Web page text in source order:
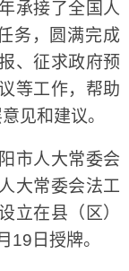
承接了全国人
务，圆满完成
、征求政府预
等工作，帮助
见和建议。
市人大常委会
大常委会法工
立在县（区）
19日授牌。